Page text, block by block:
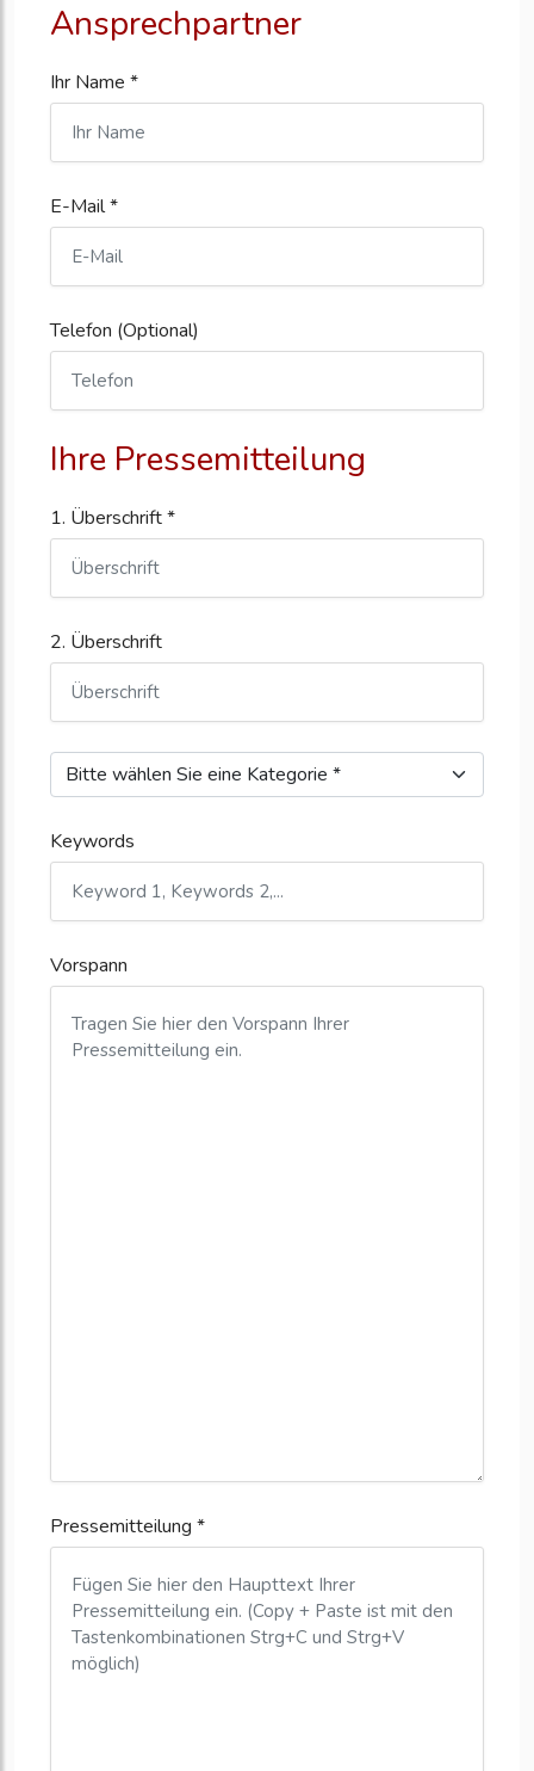
Ansprechpartner
Ihr Name *
E-Mail *
Telefon (Optional)
Ihre Pressemitteilung
1. Überschrift *
2. Überschrift
Keywords
Vorspann
Pressemitteilung *